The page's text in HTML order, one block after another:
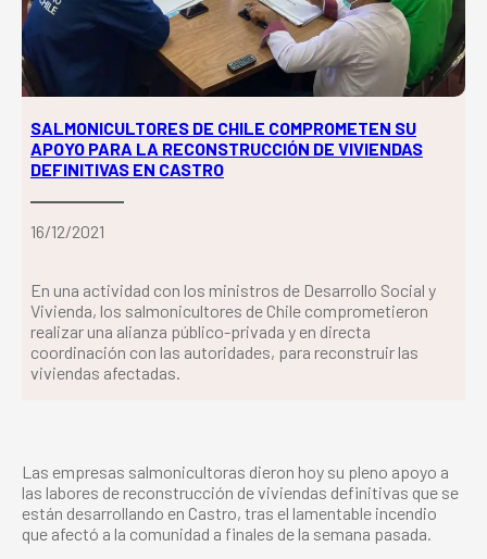
SALMONICULTORES DE CHILE COMPROMETEN SU
APOYO PARA LA RECONSTRUCCIÓN DE VIVIENDAS
DEFINITIVAS EN CASTRO
16/12/2021
En una actividad con los ministros de Desarrollo Social y
Vivienda, los salmonicultores de Chile comprometieron
realizar una alianza público-privada y en directa
coordinación con las autoridades, para reconstruir las
viviendas afectadas.
Las empresas salmonicultoras dieron hoy su pleno apoyo a
las labores de reconstrucción de viviendas definitivas que se
están desarrollando en Castro, tras el lamentable incendio
que afectó a la comunidad a finales de la semana pasada.